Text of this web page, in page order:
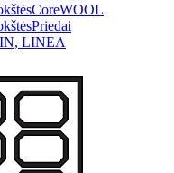
CoreWOOL
Priedai
LINEA